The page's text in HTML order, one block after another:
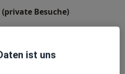
Besuche)
ist uns